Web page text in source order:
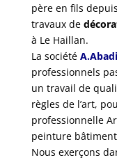
père en fils
travaux de
à Le Haillan.
La société A.Abadi
professionnels
un travail de
règles de l’art,
professionnelle
peinture
Nous exerçons